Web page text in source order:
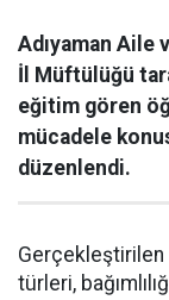
Adıyaman Aile
İl Müftülüğü
eğitim gören
mücadele
düzenlendi.
Gerçekleştirilen
türleri,